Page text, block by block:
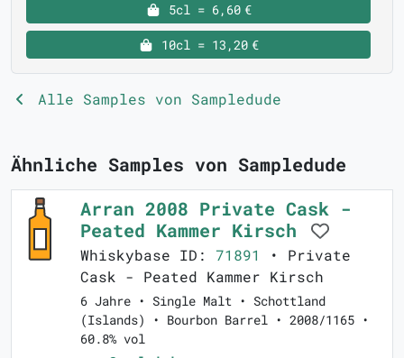
5cl = 6,60 €
10cl = 13,20 €
Alle Samples von Sampledude
Ähnliche Samples von Sampledude
Arran 2008 Private Cask -
Peated Kammer Kirsch
Whiskybase ID: 71891
• Private
Cask - Peated Kammer Kirsch
6 Jahre • Single Malt • Schottland
(Islands) • Bourbon Barrel • 2008/1165 •
60.8% vol